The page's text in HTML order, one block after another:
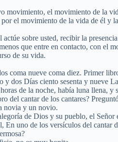
movimiento, el movimiento de la
el movimiento de la vida de él y
sobre usted, recibir la
que entre en contacto, con
de su vida.
coma nueve coma diez. Primer
dos Días ciento sesenta y nueve
de la noche, había luna llena,
del cantar de los cantares?
novia y un novio.
de Dios y su pueblo, el
En uno de los versículos del cantar